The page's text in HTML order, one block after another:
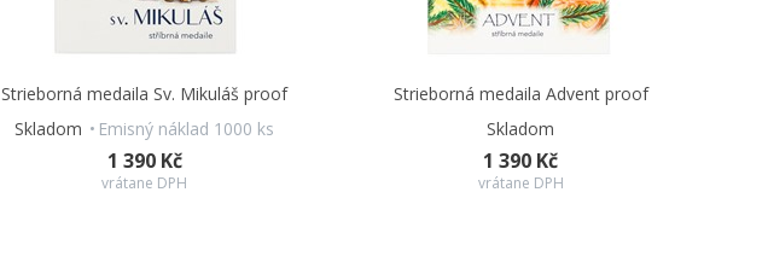
Strieborná medaila Sv. Mikuláš proof
Skladom
Emisný náklad 1000 ks
1 390 Kč
vrátane DPH
Strieborná medaila Advent proof
Skladom
1 390 Kč
vrátane DPH